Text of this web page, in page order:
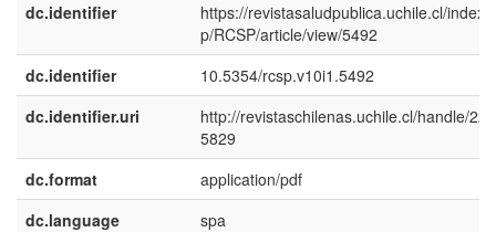
dc.identifier
https://revistasaludpublica.uchile.cl/
p/RCSP/article/view/5492
dc.identifier
10.5354/rcsp.v10i1.5492
dc.identifier.uri
http://revistaschilenas.uchile.cl/handle/
5829
dc.format
application/pdf
dc.language
spa